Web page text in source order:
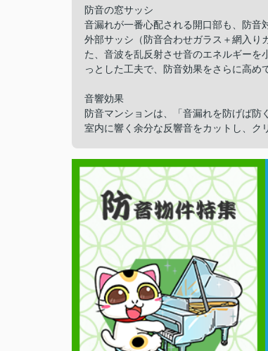
防音の窓サッシ
音漏れが一番心配される開口部も、防音
外部サッシ（防音合わせガラス＋網入り
た、音波を乱反射させ音のエネルギー
っとした工夫で、防音効果をさらに高め
音響効果
防音マンションは、「音漏れを防げば防
室内に響く余分な反響音をカットし、ク